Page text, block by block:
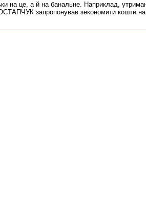
на це, а й на банальне. Наприклад,
запропонував зекономити кошти